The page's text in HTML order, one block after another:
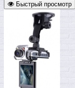
Быстрый просмотр